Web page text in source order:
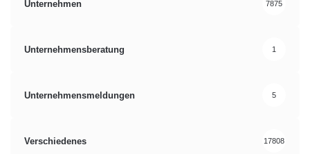
Unternehmen 7875
Unternehmensberatung 1
Unternehmensmeldungen 5
Verschiedenes 17808